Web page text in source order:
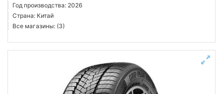
Год производства: 2026
Страна: Китай
Все магазины: (3)